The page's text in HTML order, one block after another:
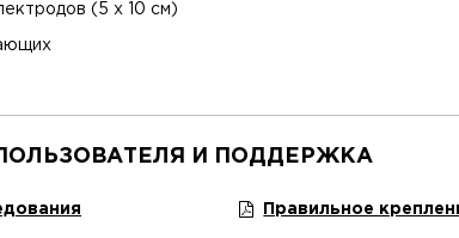
(5 х 10 см)
И ПОДДЕРЖКА
Правильное